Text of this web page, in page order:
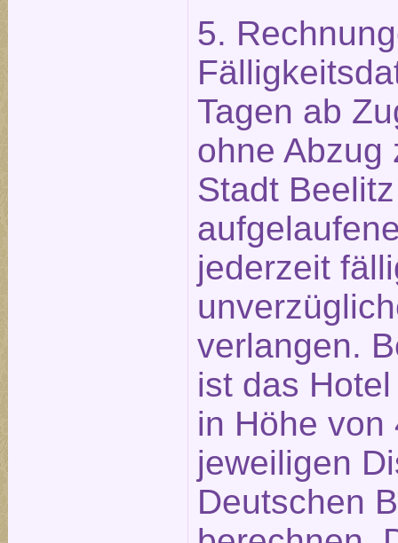
5.
Tagen ab
ohne Abzug
Stadt
jederzeit
verlangen.
ist das
in Höhe von
jeweiligen
Deutschen